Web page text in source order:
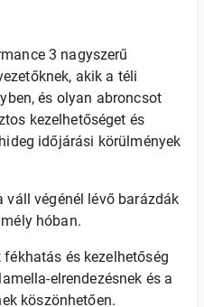
3 nagyszerű
akik a téli
és olyan abroncsot
kezelhetőséget és
időjárási körülmények
váll végénél lévő barázdák
hóban.
és kezelhetőség
elrendezésnek és a
köszönhetően.